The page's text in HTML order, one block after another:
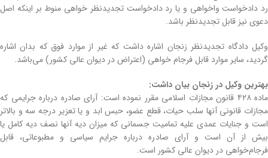
رد دادخواست واخواهی و یا رد دادخواست تجدیدنظر خواهی منوط بر اینکه اصل
دعوی نیز قابل تجدیدنظر باشد.
وکیل دادگاه تجدیدنظر زنجان اشاره داشت که غیر از موارد فوق که بدان اشاره
گردید، سایر موارد قابل فرجام خواهی (اعتراض در دیوان عالی کشور) می‌باشد.
بهترین وکیل در زنجان بیان داشت:
ماده ۴۲۸ قانون مجازات اسلامی مقرر نموده است: آرای صادره درباره جرایمی که
مجازات قانونی آنها سلب حیات، قطع عضو، حبس ابد و یا تعزیر درجه سه و بالاتر
است و جنایات عمدی علیه تمامیت جسمانی که میزان دیه آنها نصف دیه کامل یا
بیش از آن است و آرای صادره درباره جرایم سیاسی و مطبوعاتی، قابل
فرجام‌خواهی در دیوان عالی کشور است.